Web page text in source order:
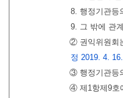
8. 행정기관등
9. 그 밖에 관
② 권익위원회
정 2019. 4.
③ 행정기관등
④ 제1항제9호